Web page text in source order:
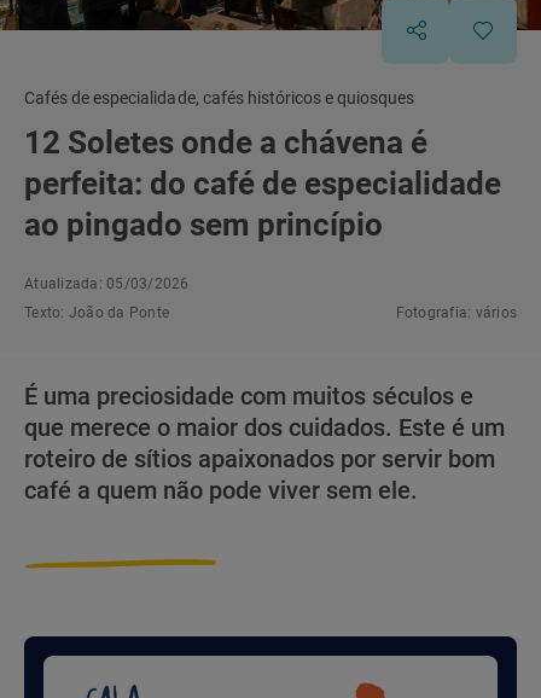
Cafés de especialidade, cafés históricos e quiosques
12 Soletes onde a chávena é
perfeita: do café de especialidade
ao pingado sem princípio
Atualizada: 05/03/2026
Texto: João da Ponte Fotografia: vários
É uma preciosidade com muitos séculos e
que merece o maior dos cuidados. Este é um
roteiro de sítios apaixonados por servir bom
café a quem não pode viver sem ele.